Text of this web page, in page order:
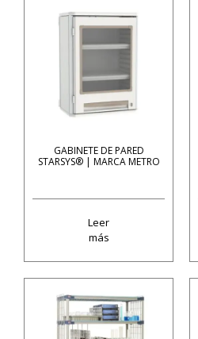
GABINETE DE PARED
STARSYS® | MARCA METRO
Leer
más